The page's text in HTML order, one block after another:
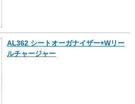
AL362 シートオーガナイザー+Wリー
ルチャージャー